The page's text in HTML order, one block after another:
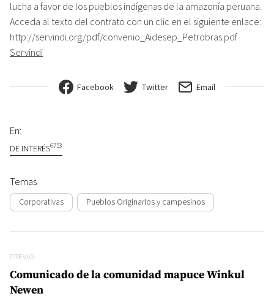
lucha a favor de los pueblos indígenas de la amazonía peruana.
Acceda al texto del contrato con un clic en el siguiente enlace:
http://servindi.org/pdf/convenio_Aidesep_Petrobras.pdf
Servindi
Facebook Twitter Email
En:
DE INTERÉS6753
Temas
Corporativas Pueblos Originarios y campesinos
Previo
PREVIO
Comunicado de la comunidad mapuce Winkul
Newen